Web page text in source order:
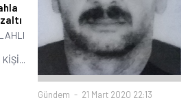
Gündem 21 Mart 2020 22:13